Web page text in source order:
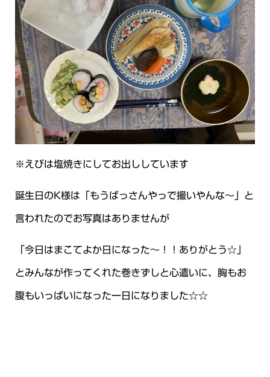
※えびは塩焼きにしてお出ししています
誕生日のK様は「もうばっさんやっで撮いやんな～」と
言われたのでお写真はありませんが
「今日はまこてよか日になった～！！ありがとう☆」
とみんなが作ってくれた巻きずしと心遣いに、胸もお
腹もいっぱいになった一日になりました☆☆